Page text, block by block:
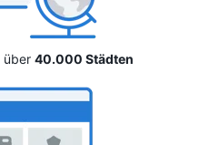
über 40.000 Städten